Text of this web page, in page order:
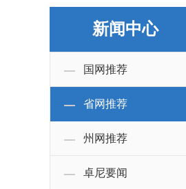
新闻中心
国网推荐
省网推荐
州网推荐
卓尼要闻